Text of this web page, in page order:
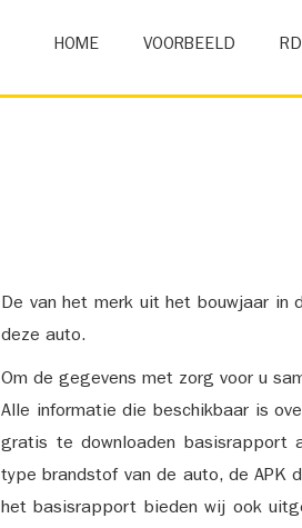
HOME VOORBEELD
De van het merk uit het bouwjaar
deze auto.
Om de gegevens met zorg voor u
Alle informatie die beschikbaar is
gratis te downloaden basisrapport
type brandstof van de auto, de APK
het basisrapport bieden wij ook